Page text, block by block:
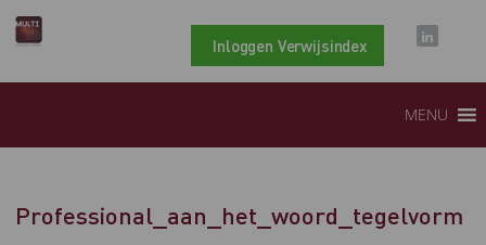
Inloggen Verwijsindex
MENU
Professional_aan_het_woord_tegelvorm